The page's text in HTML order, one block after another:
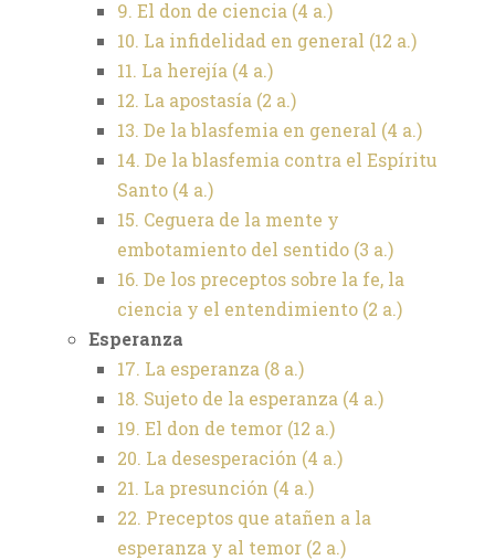
9. El don de ciencia (4 a.)
10. La infidelidad en general (12 a.)
11. La herejía (4 a.)
12. La apostasía (2 a.)
13. De la blasfemia en general (4 a.)
14. De la blasfemia contra el Espíritu
Santo (4 a.)
15. Ceguera de la mente y
embotamiento del sentido (3 a.)
16. De los preceptos sobre la fe, la
ciencia y el entendimiento (2 a.)
Esperanza
17. La esperanza (8 a.)
18. Sujeto de la esperanza (4 a.)
19. El don de temor (12 a.)
20. La desesperación (4 a.)
21. La presunción (4 a.)
22. Preceptos que atañen a la
esperanza y al temor (2 a.)